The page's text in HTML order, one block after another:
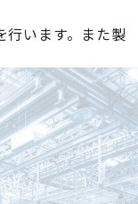
行います。また製